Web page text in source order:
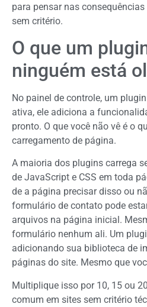
para pensar nas
sem critério.
O que um
ninguém está
No painel de controle, um
ativa, ele adiciona a
pronto. O que você não vê é o
carregamento de página.
A maioria dos plugins carrega
de JavaScript e CSS em toda
de a página precisar disso ou
formulário de contato pode
arquivos na página inicial.
formulário nenhum ali. Um
adicionando sua biblioteca de
páginas do site. Mesmo que
Multiplique isso por 10, 15 ou
comum em sites sem critério